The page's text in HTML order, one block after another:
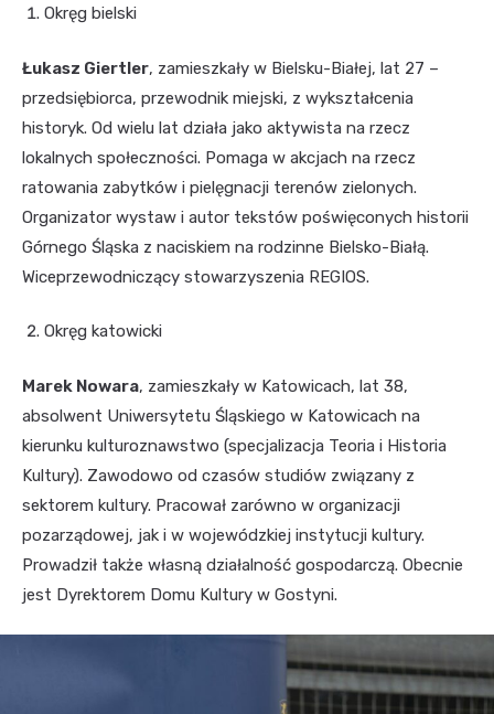
Okręg bielski
Łukasz Giertler, zamieszkały w Bielsku-Białej, lat 27 –
przedsiębiorca, przewodnik miejski, z wykształcenia
historyk. Od wielu lat działa jako aktywista na rzecz
lokalnych społeczności. Pomaga w akcjach na rzecz
ratowania zabytków i pielęgnacji terenów zielonych.
Organizator wystaw i autor tekstów poświęconych historii
Górnego Śląska z naciskiem na rodzinne Bielsko-Białą.
Wiceprzewodniczący stowarzyszenia REGIOS.
Okręg katowicki
Marek Nowara, zamieszkały w Katowicach, lat 38,
absolwent Uniwersytetu Śląskiego w Katowicach na
kierunku kulturoznawstwo (specjalizacja Teoria i Historia
Kultury). Zawodowo od czasów studiów związany z
sektorem kultury. Pracował zarówno w organizacji
pozarządowej, jak i w wojewódzkiej instytucji kultury.
Prowadził także własną działalność gospodarczą. Obecnie
jest Dyrektorem Domu Kultury w Gostyni.